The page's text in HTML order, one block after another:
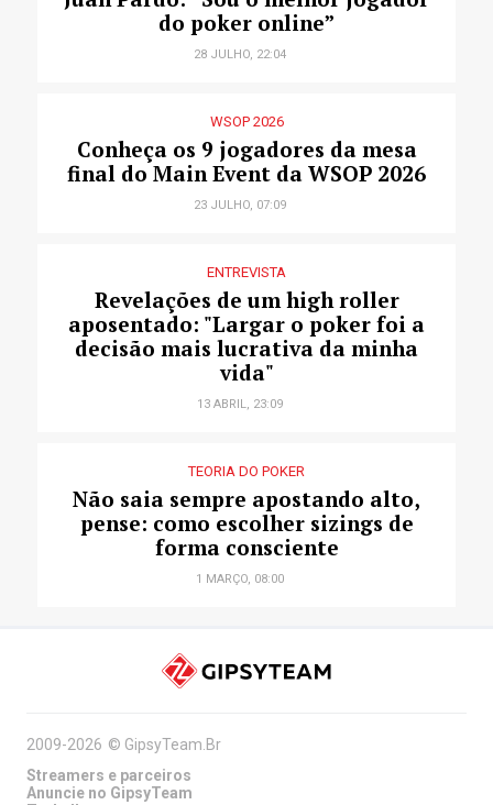
do poker online”
28 JULHO, 22:04
WSOP 2026
Conheça os 9 jogadores da mesa
final do Main Event da WSOP 2026
23 JULHO, 07:09
ENTREVISTA
Revelações de um high roller
aposentado: "Largar o poker foi a
decisão mais lucrativa da minha
vida"
13 ABRIL, 23:09
TEORIA DO POKER
Não saia sempre apostando alto,
pense: como escolher sizings de
forma consciente
1 MARÇO, 08:00
2009-2026 © GipsyTeam.Br
Streamers e parceiros
Anuncie no GipsyTeam